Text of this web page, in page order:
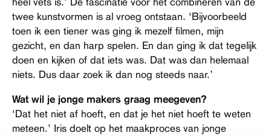
twee kunstvormen is al vroeg ontstaan. ‘Bijvoorbeeld
toen ik een tiener was ging ik mezelf filmen, mijn
gezicht, en dan harp spelen. En dan ging ik dat tegelijk
doen en kijken of dat iets was. Dat was dan helemaal
niets. Dus daar zoek ik dan nog steeds naar.’
Wat wil je jonge makers graag meegeven?
‘Dat het niet af hoeft, en dat je het niet hoeft te weten
meteen.’ Iris doelt op het maakproces van jonge